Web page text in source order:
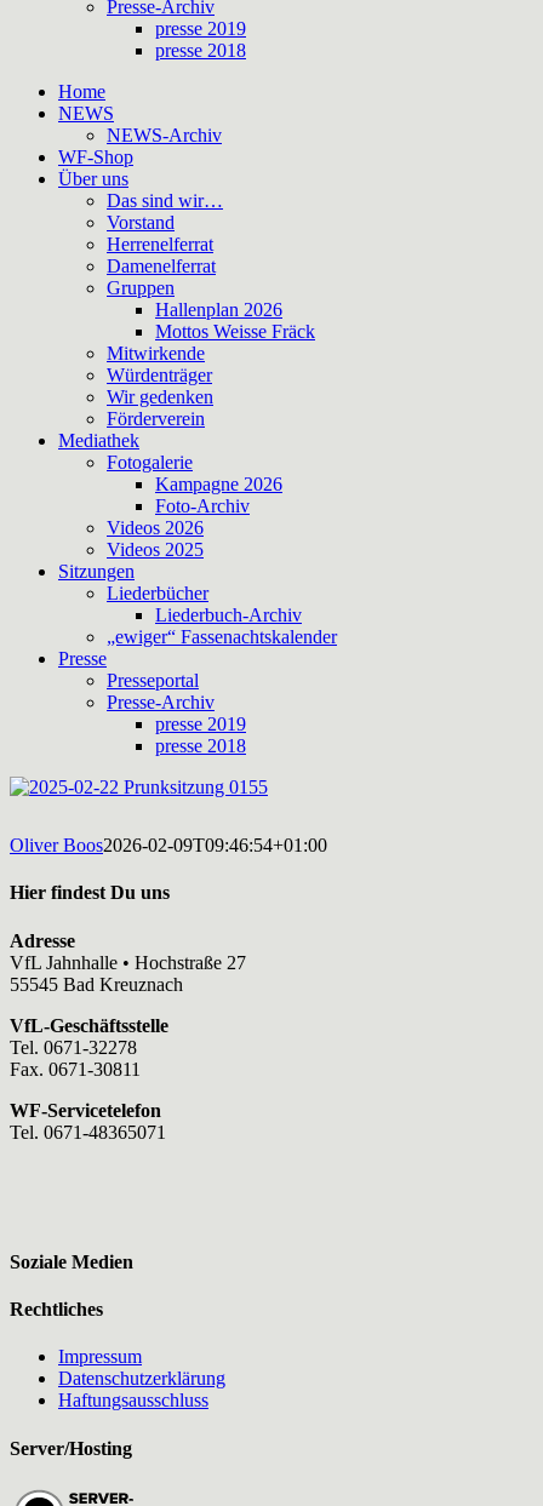
Presse-Archiv
presse 2019
presse 2018
Home
NEWS
NEWS-Archiv
WF-Shop
Über uns
Das sind wir…
Vorstand
Herrenelferrat
Damenelferrat
Gruppen
Hallenplan 2026
Mottos Weisse Fräck
Mitwirkende
Würdenträger
Wir gedenken
Förderverein
Mediathek
Fotogalerie
Kampagne 2026
Foto-Archiv
Videos 2026
Videos 2025
Sitzungen
Liederbücher
Liederbuch-Archiv
„ewiger“ Fassenachtskalender
Presse
Presseportal
Presse-Archiv
presse 2019
presse 2018
Oliver Boos2026-02-09T09:46:54+01:00
Hier findest Du uns
Adresse
VfL Jahnhalle • Hochstraße 27
55545 Bad Kreuznach
VfL-Geschäftsstelle
Tel. 0671-32278
Fax. 0671-30811
WF-Servicetelefon
Tel. 0671-48365071
Soziale Medien
Rechtliches
Impressum
Datenschutzerklärung
Haftungsausschluss
Server/Hosting